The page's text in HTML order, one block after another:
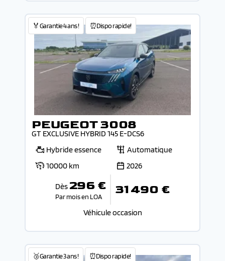
🏅Garantie 4 ans ! ⏰Dispo rapide!
PEUGEOT 3008
GT EXCLUSIVE HYBRID 145 E-DCS6
Hybride essence
Automatique
10000 km
2026
Dès 296 €
Par mois en LOA 31 490 €
Véhicule occasion
🥉Garantie 3 ans ! ⏰Dispo rapide!